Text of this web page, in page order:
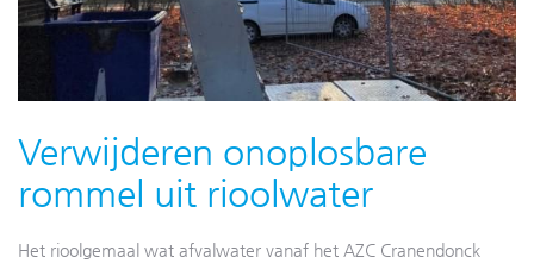
Verwijderen onoplosbare
rommel uit rioolwater
Het rioolgemaal wat afvalwater vanaf het AZC Cranendonck